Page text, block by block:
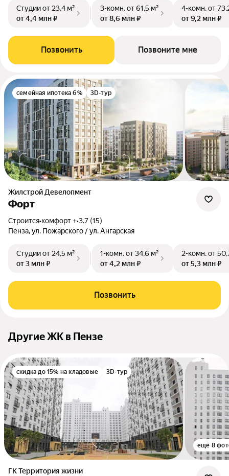
Студииот 23,4 м²
от 4,4 млн ₽
3-комн.от 61,5 м²
от 8,6 млн ₽
4-комн.от
от 9,2 млн ₽
Позвонить Позвоните мне
семейная ипотека 6% 3D-тур
Жилстрой Девелопмент
Форт
Строится•комфорт +•3.7 (15)
Пенза, ул. Пожарского / ул. Ангарская
Студииот 24,5 м²
от 3 млн ₽
1-комн.от 34,6 м²
от 4,2 млн ₽
2-комн.от
от 5,3 млн ₽
Позвонить
Другие ЖК в Пензе
скидка до 15% на кладовые 3D-тур
ещё 8
ГК Территория жизни